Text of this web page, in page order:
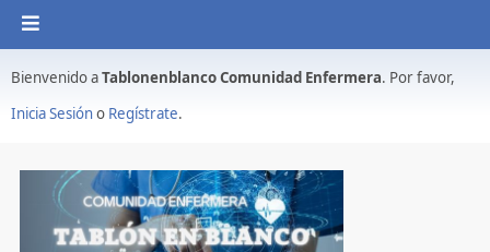
Bienvenido aTablonenblanco Comunidad Enfermera. Por favor,
Inicia Sesióno Regístrate.